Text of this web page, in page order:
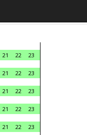
21 22
23
21 22
23
21 22
23
21 22
23
21 22
23